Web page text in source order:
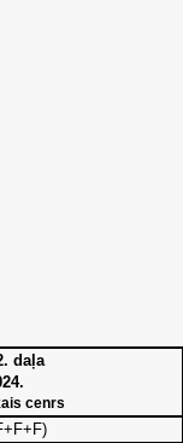
daļa
cenrs